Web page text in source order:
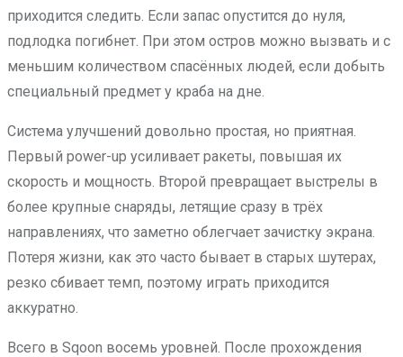
приходится следить. Если запас опустится до нуля,
подлодка погибнет. При этом остров можно вызвать и с
меньшим количеством спасённых людей, если добыть
специальный предмет у краба на дне.
Система улучшений довольно простая, но приятная.
Первый power-up усиливает ракеты, повышая их
скорость и мощность. Второй превращает выстрелы в
более крупные снаряды, летящие сразу в трёх
направлениях, что заметно облегчает зачистку экрана.
Потеря жизни, как это часто бывает в старых шутерах,
резко сбивает темп, поэтому играть приходится
аккуратно.
Всего в Sqoon восемь уровней. После прохождения